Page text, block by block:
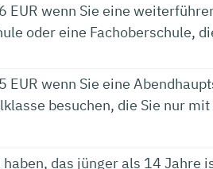
EUR wenn Sie eine
oder eine Fachoberschule,
EUR wenn Sie eine
besuchen, die Sie nur
haben, das jünger als 14